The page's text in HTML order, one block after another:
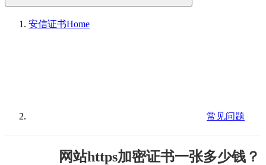
安信证书Home
常见问题
网站https加密证书一张多少钱？